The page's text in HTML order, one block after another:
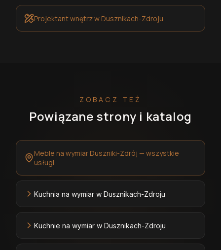
Projektant wnętrzw Dusznikach-Zdroju
ZOBACZ TEŻ
Powiązane strony i katalog
Meble na wymiar Duszniki-Zdrój — wszystkie
usługi
Kuchnia na wymiar w Dusznikach-Zdroju
Kuchnie na wymiar w Dusznikach-Zdroju